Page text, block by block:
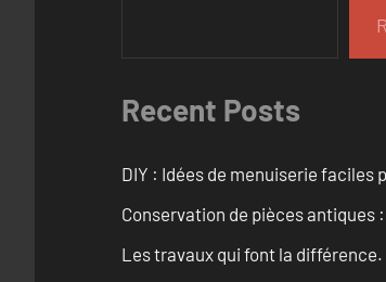
Recent Posts
DIY : Idées de menuiserie faciles
Conservation de pièces
Les travaux qui font la différence.